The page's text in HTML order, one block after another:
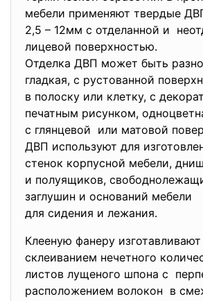
мебели применяют твердые
2,5 – 12мм с отделанной и
лицевой поверхностью.
Отделка ДВП может быть
гладкая, с рустованной
в полоску или клетку, с
печатным рисунком,
с глянцевой или матовой
ДВП используют для
стенок корпусной мебели,
и полуящиков,
заглушин и оснований мебели
для сидения и лежания.
Клееную фанеру изготавливают
склеиванием нечетного
листов лущеного шпона с
расположением волокон в